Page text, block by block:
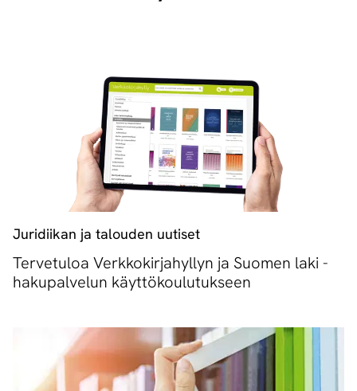
Juridiikan ja talouden uutiset
Tervetuloa Verkkokirjahyllyn ja Suomen laki -
hakupalvelun käyttökoulutukseen